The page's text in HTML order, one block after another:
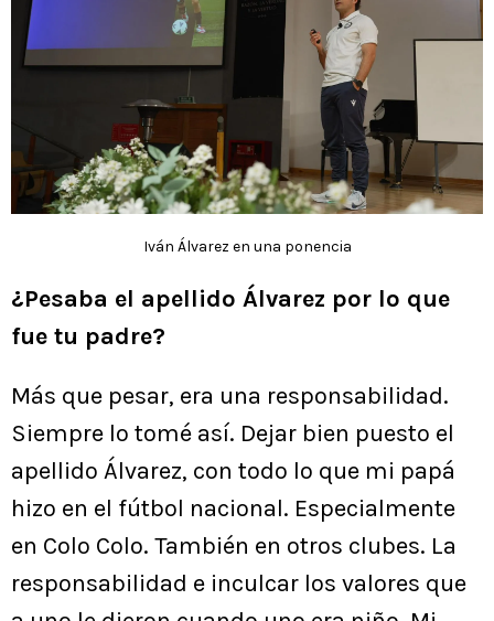
Iván Álvarez en una ponencia
¿Pesaba el apellido Álvarez por lo que
fue tu padre?
Más que pesar, era una responsabilidad.
Siempre lo tomé así. Dejar bien puesto el
apellido Álvarez, con todo lo que mi papá
hizo en el fútbol nacional. Especialmente
en Colo Colo. También en otros clubes. La
responsabilidad e inculcar los valores que